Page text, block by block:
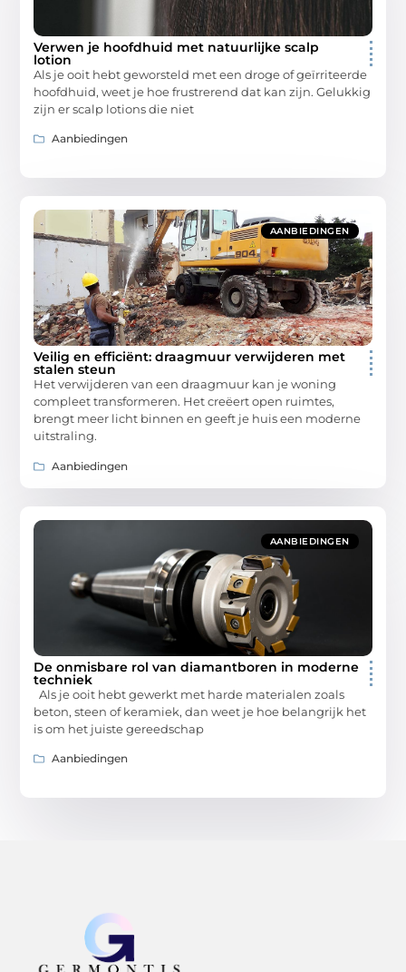
Verwen je hoofdhuid met natuurlijke scalp
lotion
Als je ooit hebt geworsteld met een droge of geïrriteerde
hoofdhuid, weet je hoe frustrerend dat kan zijn. Gelukkig
zijn er scalp lotions die niet
Aanbiedingen
AANBIEDINGEN
Veilig en efficiënt: draagmuur verwijderen met
stalen steun
Het verwijderen van een draagmuur kan je woning
compleet transformeren. Het creëert open ruimtes,
brengt meer licht binnen en geeft je huis een moderne
uitstraling.
Aanbiedingen
AANBIEDINGEN
De onmisbare rol van diamantboren in moderne
techniek
Als je ooit hebt gewerkt met harde materialen zoals
beton, steen of keramiek, dan weet je hoe belangrijk het
is om het juiste gereedschap
Aanbiedingen